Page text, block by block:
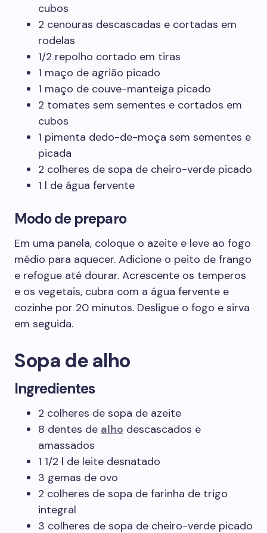
cubos
2 cenouras descascadas e cortadas em
rodelas
1/2 repolho cortado em tiras
1 maço de agrião picado
1 maço de couve-manteiga picado
2 tomates sem sementes e cortados em
cubos
1 pimenta dedo-de-moça sem sementes e
picada
2 colheres de sopa de cheiro-verde picado
1 l de água fervente
Modo de preparo
Em uma panela, coloque o azeite e leve ao fogo
médio para aquecer. Adicione o peito de frango
e refogue até dourar. Acrescente os temperos
e os vegetais, cubra com a água fervente e
cozinhe por 20 minutos. Desligue o fogo e sirva
em seguida.
Sopa de alho
Ingredientes
2 colheres de sopa de azeite
8 dentes de alho descascados e
amassados
1 1/2 l de leite desnatado
3 gemas de ovo
2 colheres de sopa de farinha de trigo
integral
3 colheres de sopa de cheiro-verde picado